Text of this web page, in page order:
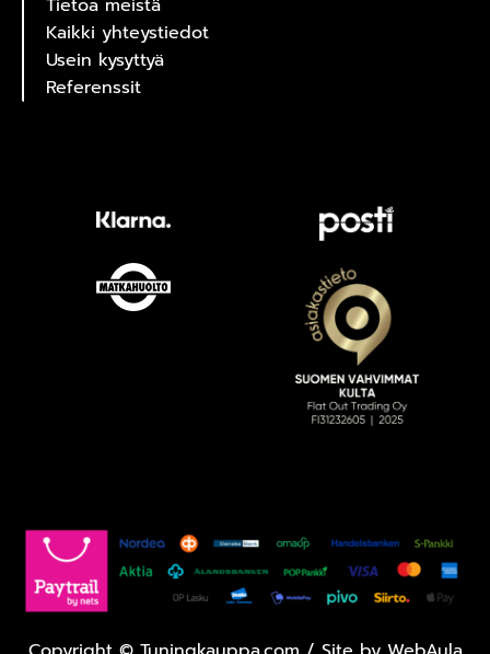
Tietoa meistä
Kaikki yhteystiedot
Usein kysyttyä
Referenssit